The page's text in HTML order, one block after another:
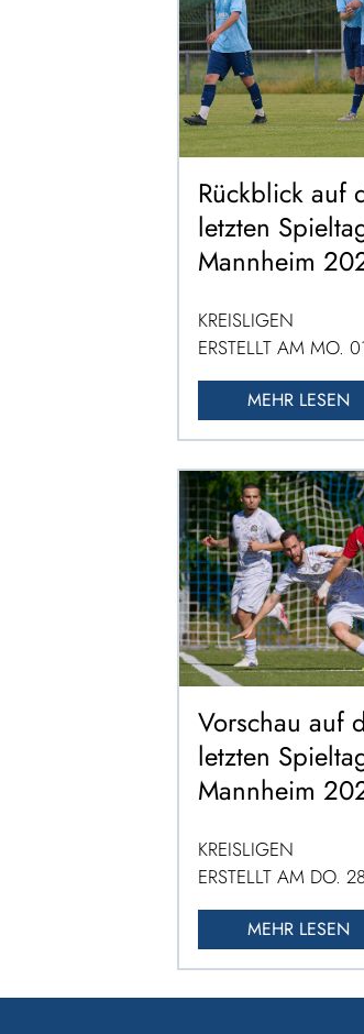
Rückblick auf
letzten
Mannheim
KREISLIGEN
ERSTELLT AM MO.
MEHR LESEN
Vorschau auf
letzten
Mannheim
KREISLIGEN
ERSTELLT AM DO.
MEHR LESEN